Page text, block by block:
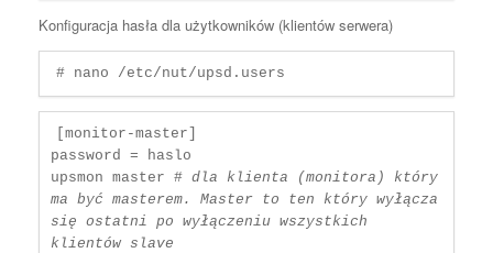
Konfiguracja hasła dla użytkowników (klientów serwera)
# nano /etc/nut/upsd.users
[monitor-master]
password = haslo
upsmon master # dla klienta (monitora) który
ma być masterem. Master to ten który wyłącza
się ostatni po wyłączeniu wszystkich
klientów slave